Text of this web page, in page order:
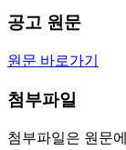
공고 원문
원문 바로가기
첨부파일
첨부파일은 원문